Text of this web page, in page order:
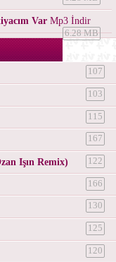
Var Mp3 İndir
6.28 MB
107
103
115
167
Işın Remix) 122
166
130
125
120